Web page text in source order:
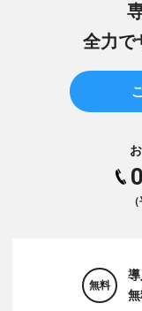
全力で
無料